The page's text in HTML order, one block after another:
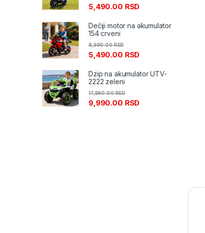
5,490.00 RSD
Dečiji motor na akumulator
154 crveni
5,490.00 RSD
8,990.00RSD
Dzip na akumulator UTV-
2222 zeleni
9,990.00 RSD
17,990.00RSD